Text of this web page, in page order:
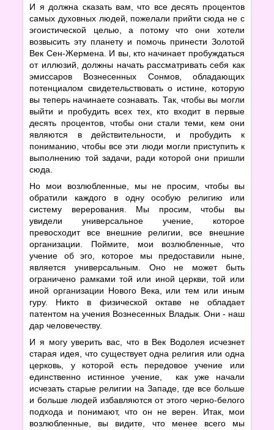
И я должна сказать вам, что все десять процентов
самых духовных людей, пожелали прийти сюда не с
эгоистической целью, а потому что они хотели
возвысить эту планету и помочь принести Золотой
Век Сен-Жермена. И вы, кто начинает пробуждаться
от иллюзий, должны начать рассматривать себя как
эмиссаров Вознесенных Сонмов, обладающих
потенциалом свидетельствовать о истине, которую
вы теперь начинаете сознавать. Так, чтобы вы могли
выйти и пробудить всех тех, кто входит в первые
десять процентов, чтобы они стали теми, кем они
являются в действительности, и пробудить к
пониманию, чтобы все эти люди могли приступить к
выполнению той задачи, ради которой они пришли
сюда.
Но мои возлюбленные, мы не просим, чтобы вы
обратили каждого в одну особую религию или
систему верерования. Мы просим, чтобы вы
увидели универсальное учение, которое
превосходит все внешние религии, все внешние
организации. Поймите, мои возлюбленные, что
учение об эго, которое мы предоставили ныне,
является универсальным. Оно не может быть
ограничено рамками той или иной церкви, той или
иной организации Нового Века, или тем или иным
гуру. Никто в физической октаве не обладает
патентом на учения Вознесенных Владык. Они - наш
дар человечеству.
И я могу уверить вас, что в Век Водолея исчезнет
старая идея, что существует одна религия или одна
церковь, у которой есть передовое учение или
единственно истинное учение, как уже начали
исчезать старые религии на Западе, где все больше
и больше людей избавляются от этого черно-белого
подхода и понимают, что он не верен. Итак, мои
возлюбленные, вы видите, что менее всего мы